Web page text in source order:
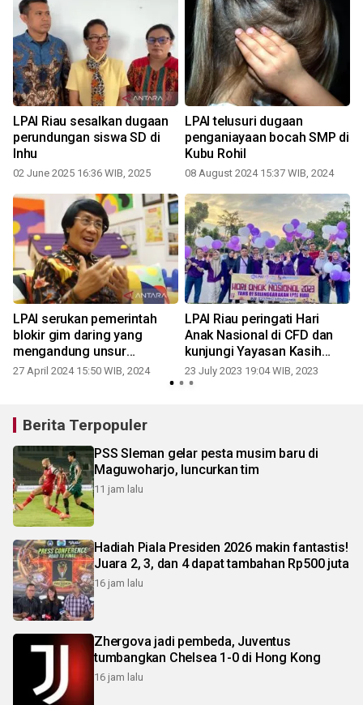
LPAI Riau sesalkan dugaan
perundungan siswa SD di
Inhu
02 June 2025 16:36 WIB, 2025
LPAI telusuri dugaan
penganiayaan bocah SMP di
Kubu Rohil
08 August 2024 15:37 WIB, 2024
LPAI serukan pemerintah
blokir gim daring yang
mengandung unsur
kekerasan
27 April 2024 15:50 WIB, 2024
LPAI Riau peringati Hari
Anak Nasional di CFD dan
kunjungi Yayasan Kasih
Anak Kanker Indonesia
23 July 2023 19:04 WIB, 2023
Berita Terpopuler
PSS Sleman gelar pesta musim baru di
Maguwoharjo, luncurkan tim
11 jam lalu
Hadiah Piala Presiden 2026 makin fantastis!
Juara 2, 3, dan 4 dapat tambahan Rp500 juta
16 jam lalu
Zhergova jadi pembeda, Juventus
tumbangkan Chelsea 1-0 di Hong Kong
16 jam lalu